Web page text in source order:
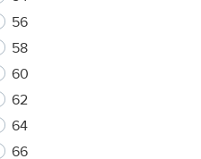
56
58
60
62
64
66